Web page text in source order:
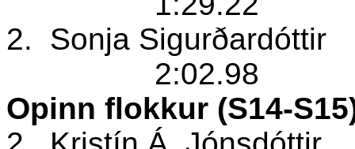
2.
Sonja Sigurðardóttir
2:02.98
Opinn flokkur (S14-